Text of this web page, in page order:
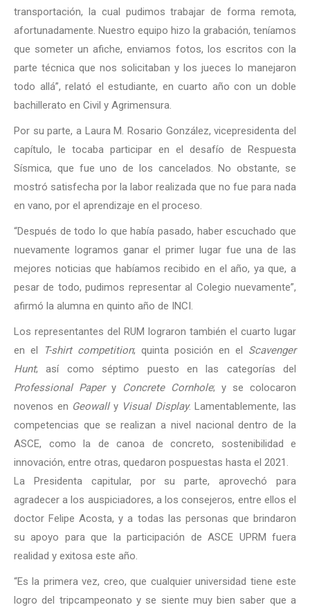
transportación, la cual pudimos trabajar de forma remota,
afortunadamente. Nuestro equipo hizo la grabación, teníamos
que someter un afiche, enviamos fotos, los escritos con la
parte técnica que nos solicitaban y los jueces lo manejaron
todo allá”, relató el estudiante, en cuarto año con un doble
bachillerato en Civil y Agrimensura.
Por su parte, a Laura M. Rosario González, vicepresidenta del
capítulo, le tocaba participar en el desafío de Respuesta
Sísmica, que fue uno de los cancelados. No obstante, se
mostró satisfecha por la labor realizada que no fue para nada
en vano, por el aprendizaje en el proceso.
“Después de todo lo que había pasado, haber escuchado que
nuevamente logramos ganar el primer lugar fue una de las
mejores noticias que habíamos recibido en el año, ya que, a
pesar de todo, pudimos representar al Colegio nuevamente”,
afirmó la alumna en quinto año de INCI.
Los representantes del RUM lograron también el cuarto lugar
en el
T-shirt competition; quinta posición en el Scavenger
Hunt; así como séptimo puesto en las categorías del
Professional Papery Concrete Cornhole; y se colocaron
novenos en Geowally Visual Display. Lamentablemente, las
competencias que se realizan a nivel nacional dentro de la
ASCE, como la de canoa de concreto, sostenibilidad e
innovación, entre otras, quedaron pospuestas hasta el 2021.
La Presidenta capitular, por su parte, aprovechó para
agradecer a los auspiciadores, a los consejeros, entre ellos el
doctor Felipe Acosta, y a todas las personas que brindaron
su apoyo para que la participación de ASCE UPRM fuera
realidad y exitosa este año.
“Es la primera vez, creo, que cualquier universidad tiene este
logro del tripcampeonato y se siente muy bien saber que a